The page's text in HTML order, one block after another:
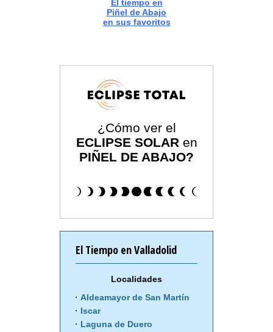
El tiempo en
Piñel de Abajo
en sus favoritos
¿Cómo ver el
ECLIPSE SOLAR en
PIÑEL DE ABAJO?
El Tiempo en Valladolid
Localidades
Aldeamayor de San Martín
Iscar
Laguna de Duero